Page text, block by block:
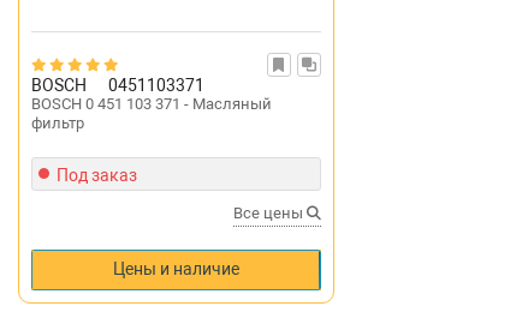
BOSCH 0451103371
BOSCH 0 451 103 371 - Масляный
фильтр
Под заказ
Все цены
Цены и наличие